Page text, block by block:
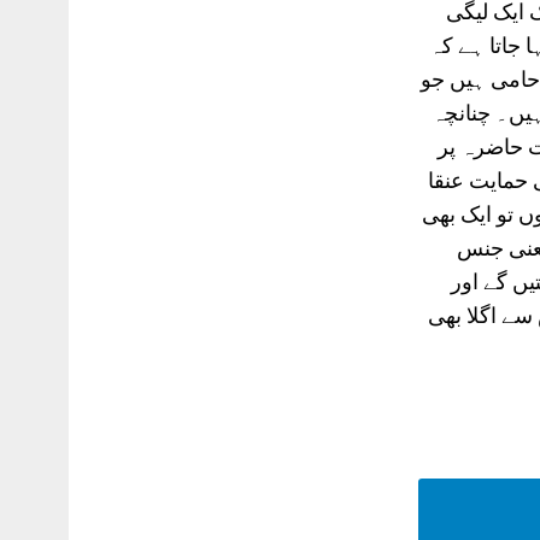
ایک لیگی
ہے کہ
ہیں جو
چنانچہ
حاضرہ پر
عنقا
تو ایک بھی
جنس
گے اور
اگلا بھی